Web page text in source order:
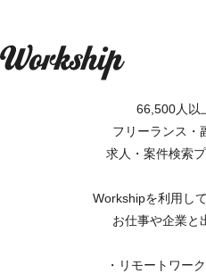
66,500人以
フリーランス・
求人・案件検索
Workshipを利用し
お仕事や企業と
・リモートワー